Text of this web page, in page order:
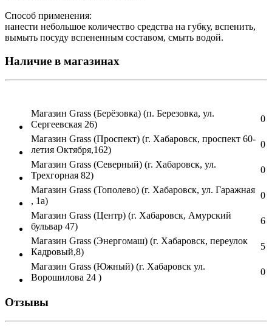
Способ применения:
нанести небольшое количество средства на губку, вспенить,
вымыть посуду вспененным составом, смыть водой.
Наличие в магазинах
Магазин Grass (Берёзовка) (п. Березовка, ул.
Сергеевская 26)
0
Магазин Grass (Проспект) (г. Хабаровск, проспект 60-
летия Октября,162)
0
Магазин Grass (Северный) (г. Хабаровск, ул.
Трехгорная 82)
0
Магазин Grass (Тополево) (г. Хабаровск, ул. Гаражная
, 1а)
0
Магазин Grass (Центр) (г. Хабаровск, Амурский
бульвар 47)
6
Магазин Grass (Энергомаш) (г. Хабаровск, переулок
Кадровый,8)
5
Магазин Grass (Южный) (г. Хабаровск ул.
Ворошилова 24 )
0
Отзывы